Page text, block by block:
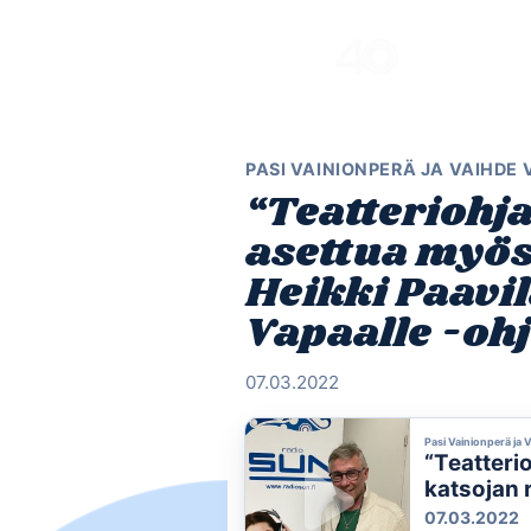
PASI VAINIONPERÄ JA VAIHDE
asettua
Heikki
Vapaalle -
07.03.2022
Pasi Vainionperä ja
katsojan
Vaihde
07.03.2022